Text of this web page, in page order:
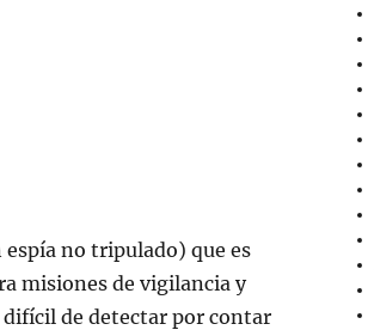
espía no tripulado) que es
misiones de vigilancia y
difícil de detectar por contar